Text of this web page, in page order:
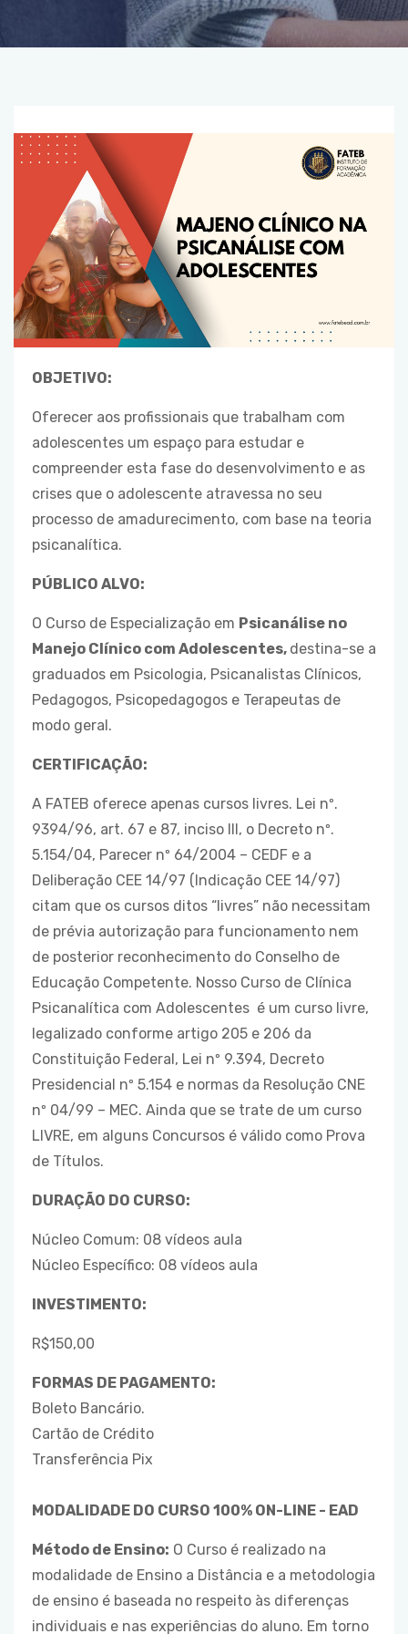
OBJETIVO:
Oferecer aos profissionais que trabalham com
adolescentes um espaço para estudar e
compreender esta fase do desenvolvimento e as
crises que o adolescente atravessa no seu
processo de amadurecimento, com base na teoria
psicanalítica.
PÚBLICO ALVO:
O Curso de Especialização em Psicanálise no
Manejo Clínico com Adolescentes, destina-se a
graduados em Psicologia, Psicanalistas Clínicos,
Pedagogos, Psicopedagogos e Terapeutas de
modo geral.
CERTIFICAÇÃO:
A FATEB oferece apenas cursos livres. Lei nº.
9394/96, art. 67 e 87, inciso III, o Decreto nº.
5.154/04, Parecer nº 64/2004 – CEDF e a
Deliberação CEE 14/97 (Indicação CEE 14/97)
citam que os cursos ditos “livres” não necessitam
de prévia autorização para funcionamento nem
de posterior reconhecimento do Conselho de
Educação Competente. Nosso Curso de Clínica
Psicanalítica com Adolescentes é um curso livre,
legalizado conforme artigo 205 e 206 da
Constituição Federal, Lei nº 9.394, Decreto
Presidencial nº 5.154 e normas da Resolução CNE
nº 04/99 – MEC. Ainda que se trate de um curso
LIVRE, em alguns Concursos é válido como Prova
de Títulos.
DURAÇÃO DO CURSO:
Núcleo Comum: 08 vídeos aula
Núcleo Específico: 08 vídeos aula
INVESTIMENTO:
R$150,00
FORMAS DE PAGAMENTO:
Boleto Bancário.
Cartão de Crédito
Transferência Pix
MODALIDADE DO CURSO 100% ON-LINE - EAD
Método de Ensino: O Curso é realizado na
modalidade de Ensino a Distância e a metodologia
de ensino é baseada no respeito às diferenças
individuais e nas experiências do aluno. Em torno